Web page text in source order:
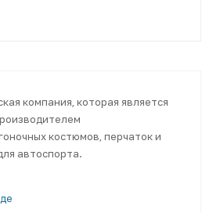
компания, которая является
костюмов, перчаток и
автоспорта.